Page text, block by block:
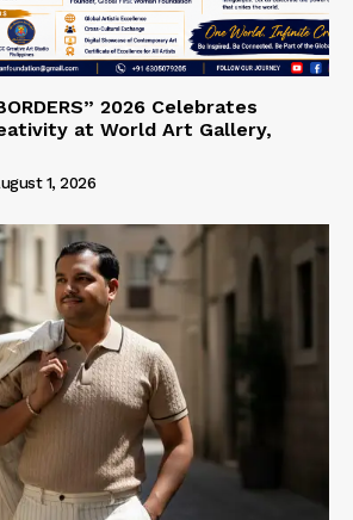
2026 Celebrates
at World Art Gallery,
1, 2026